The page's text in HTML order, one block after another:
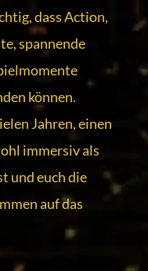
dass Action,
spannende
können.
Jahren, einen
immersiv als
und euch die
auf das